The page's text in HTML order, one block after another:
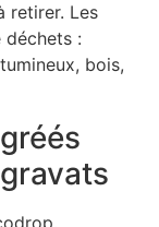
retirer. Les
:
bois,